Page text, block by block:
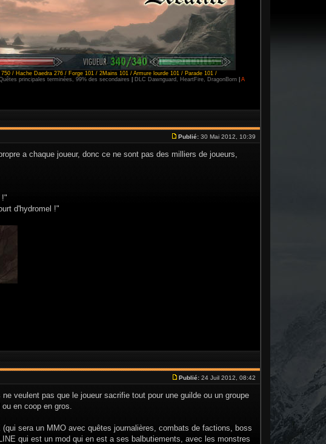
750 / Hache Daedra 276 / Forge 101 / 2Mains 101 / Armure lourde 101 / Parade 101 /
principales terminées, 99% des secondaires DLC Dawnguard, HeartFire, DragonBorn
A
Publié: 30 Mai 2012, 10:39
a chaque joueur, donc ce ne sont pas des milliers de joueurs,
!"
d'hydromel !"
Publié: 24 Juil 2012, 08:42
veulent pas que le joueur sacrifie tout pour une guilde ou un groupe
en coop en gros.
sera un MMO avec quêtes journalières, combats de factions, boss
qui est un mod qui en est a ses balbutiements, avec les monstres